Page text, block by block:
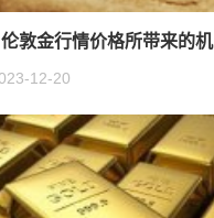
敦金行情价格所带来的机
12-20